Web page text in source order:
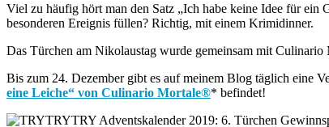
Viel zu häufig hört man den Satz „Ich habe keine Idee für ein
besonderen Ereignis füllen? Richtig, mit einem Krimidinner.
Das Türchen am Nikolaustag wurde gemeinsam mit
Bis zum 24. Dezember gibt es auf meinem Blog täglich eine
eine Leiche“ von Culinario Mortale®* befindet!